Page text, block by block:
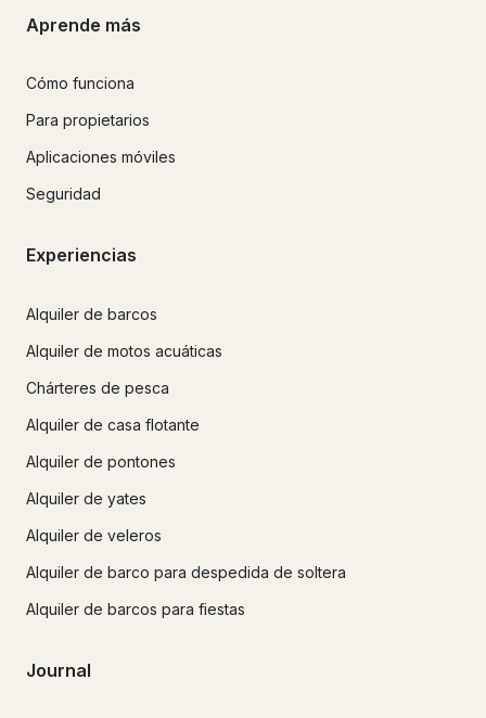
Aprende más
Cómo funciona
Para propietarios
Aplicaciones móviles
Seguridad
Experiencias
Alquiler de barcos
Alquiler de motos acuáticas
Chárteres de pesca
Alquiler de casa flotante
Alquiler de pontones
Alquiler de yates
Alquiler de veleros
Alquiler de barco para despedida de soltera
Alquiler de barcos para fiestas
Journal